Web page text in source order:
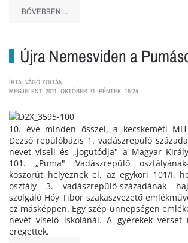
BŐVEBBEN ...
Újra Nemesviden a
ÍRTA: VÁGÓ ZOLTÁN
MEGJELENT: 2011. OKTÓBER 21. PÉNTEK, 15:24
10. éve minden ősszel, a kecskeméti MH
Dezső repülőbázis 1. vadászrepülő
nevet viseli és „jogutódja" a Magyar
101. „Puma" Vadászrepülő
koszorút helyeznek el, az egykori 101/I.
osztály 3. vadászrepülő-századának
szolgáló Hóy Tibor szakaszvezető
ez másképpen. Egy szép ünnepségen
nevét viselő iskolánál. A gyerekek
eregettek.